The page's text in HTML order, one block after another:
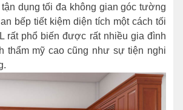
dụng tối đa không gian góc tường
bếp tiết kiệm diện tích một cách tối
rất phổ biến được rất nhiều gia đình
thẩm mỹ cao cũng như sự tiện nghi